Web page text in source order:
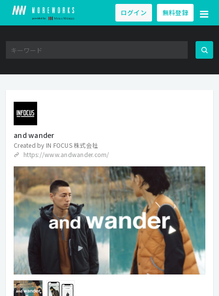
ログイン 無料登録
and wander
Created by IN FOCUS 株式会社
https://www.andwander.com/